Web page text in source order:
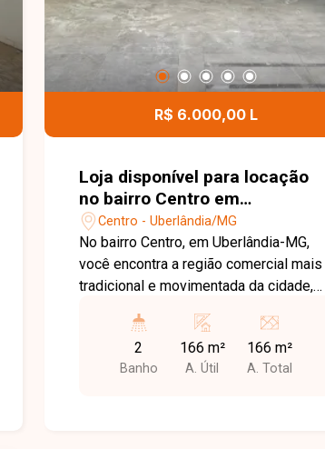
R$ 6.000,00 L
Loja disponível para locação
no bairro Centro em
Uberlândia-MG.
Centro - Uberlândia/MG
No bairro Centro, em Uberlândia-MG,
você encontra a região comercial mais
tradicional e movimentada da cidade,
veículos, excelente infraestrutura e fácil
acesso às principais avenidas, sendo
uma localização estratégica para
2
Banho
166 m²
A. Útil
166 m²
A. Total